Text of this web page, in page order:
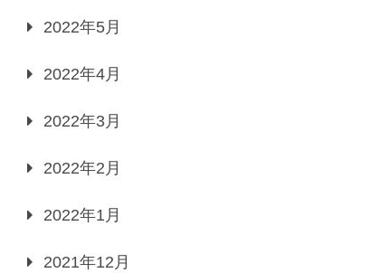
2022年5月
2022年4月
2022年3月
2022年2月
2022年1月
2021年12月